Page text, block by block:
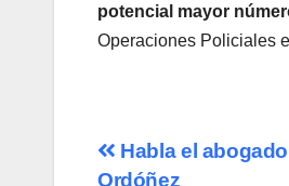
potencial mayor
Operaciones Policiales
Navegación
Habla el
Ordóñez